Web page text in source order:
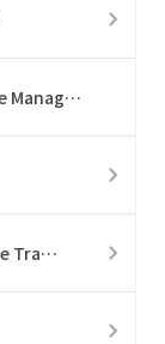
SAP Ariba Central Invoice Management​
SAP SuccessFactors Time Tracking